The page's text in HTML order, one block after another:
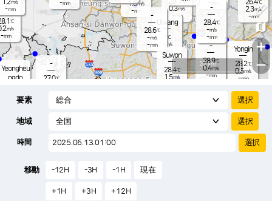
-
℃
m/s
-mm
Yeongheu
ngdo
m/s
28.1℃
0.3m/s
-mm
Yongin
28.2℃
0.5m/s
-mm
26.4℃
2.3m/s
-mm
1.5m/s
-
27.0℃
Uiwang
-℃
- m/s
-mm
1.6m/s
-mm
-mm
-
28.9℃
0.4m/s
-mm
-
28.6℃
-m/s
-mm
-
28.4℃
-m/s
-mm
1.2m/s
-mm
Suwon
28.4℃
1.5m/s
-mm
+
−
20 km
要素
地域
時間
移動 -12H -3H -1H 現在
+1H +3H +12H